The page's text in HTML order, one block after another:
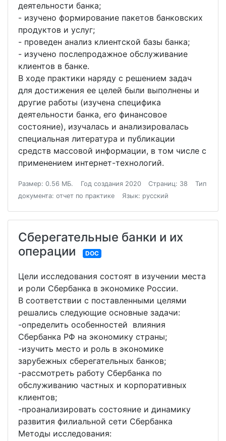
деятельности банка;
- изучено формирование пакетов банковских
продуктов и услуг;
- проведен анализ клиентской базы банка;
- изучено послепродажное обслуживание
клиентов в банке.
В ходе практики наряду с решением задач
для достижения ее целей были выполнены и
другие работы (изучена специфика
деятельности банка, его финансовое
состояние), изучалась и анализировалась
специальная литература и публикации
средств массовой информации, в том числе с
применением интернет-технологий.
Размер: 0.56 МБ. Год создания 2020 Страниц: 38
Тип
документа: отчет по практике
Язык: русский
Сберегательные банки и их
операции
DOC
Цели исследования состоят в изучении места
и роли Сбербанка в экономике России.
В соответствии с поставленными целями
решались следующие основные задачи:
-определить особенностей влияния
Сбербанка РФ на экономику страны;
-изучить место и роль в экономике
зарубежных сберегательных банков;
-рассмотреть работу Сбербанка по
обслуживанию частных и корпоративных
клиентов;
-проанализировать состояние и динамику
развития филиальной сети Сбербанка
Методы исследования: